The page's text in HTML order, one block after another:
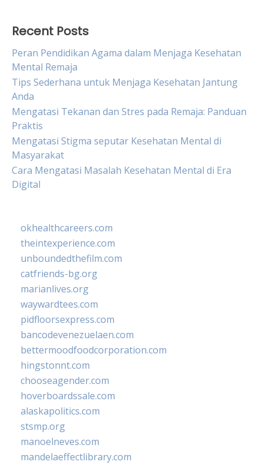
Recent Posts
Peran Pendidikan Agama dalam Menjaga Kesehatan
Mental Remaja
Tips Sederhana untuk Menjaga Kesehatan Jantung
Anda
Mengatasi Tekanan dan Stres pada Remaja: Panduan
Praktis
Mengatasi Stigma seputar Kesehatan Mental di
Masyarakat
Cara Mengatasi Masalah Kesehatan Mental di Era
Digital
okhealthcareers.com
theintexperience.com
unboundedthefilm.com
catfriends-bg.org
marianlives.org
waywardtees.com
pidfloorsexpress.com
bancodevenezuelaen.com
bettermoodfoodcorporation.com
hingstonnt.com
chooseagender.com
hoverboardssale.com
alaskapolitics.com
stsmp.org
manoelneves.com
mandelaeffectlibrary.com